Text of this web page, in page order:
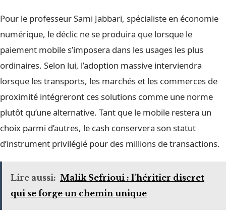
Pour le professeur Sami Jabbari, spécialiste en économie
numérique, le déclic ne se produira que lorsque le
paiement mobile s’imposera dans les usages les plus
ordinaires. Selon lui, l’adoption massive interviendra
lorsque les transports, les marchés et les commerces de
proximité intégreront ces solutions comme une norme
plutôt qu’une alternative. Tant que le mobile restera un
choix parmi d’autres, le cash conservera son statut
d’instrument privilégié pour des millions de transactions.
Lire aussi: Malik Sefrioui : l'héritier discret
qui se forge un chemin unique